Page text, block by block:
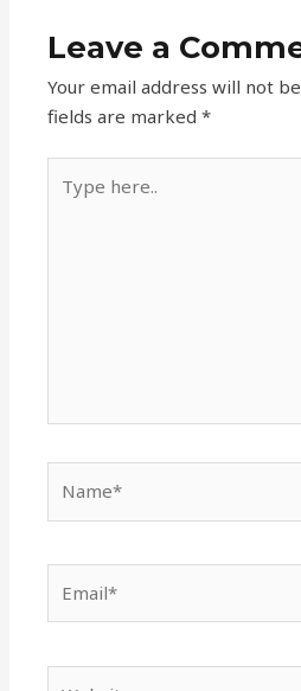
Leave a
Your email address will not
fields are marked*
here..